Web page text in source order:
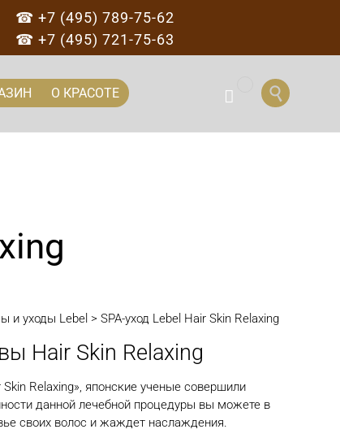
☎ +7 (495) 789-75-62
☎ +7 (495) 721-75-63
Перейти
О КРАСОТЕ  
и уходы Lebel > SPA-уход Lebel Hair Skin Relaxing
Hair Skin Relaxing
Relaxing», японские ученые совершили
данной лечебной процедуры вы можете в
своих волос и жаждет наслаждения.